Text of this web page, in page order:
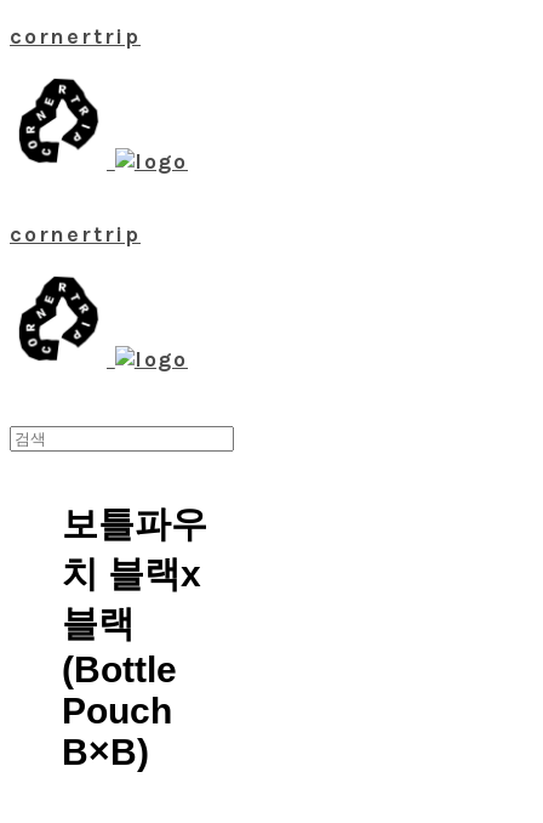
cornertrip
cornertrip
보틀파우
치 블랙x
블랙
(Bottle
Pouch
B×B)